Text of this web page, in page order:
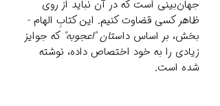
جهان‌بینی است که در آن نباید از روی
ظاهر کسی قضاوت کنیم. این کتابِ الهام ­
بخش، بر اساس داستان "اعجوبه" که جوایز
زیادی را به خود اختصاص داده، نوشته
شده است.